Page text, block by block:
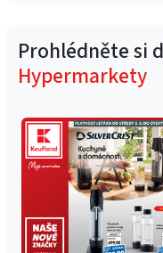
Prohlédněte si
Hypermarkety